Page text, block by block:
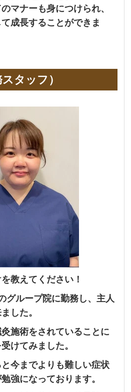
マナーも身につけられ、
成長することができま
タッフ）
教えてください！
グループ院に勤務し、主人
した。
施術をされていることに
けてみました。
今までよりも難しい症状
強になっております。